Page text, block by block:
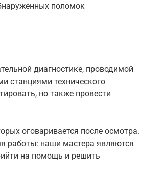
поломок
диагностике, проводимой
станциями технического
но также провести
оговаривается после осмотра.
работы: наши мастера являются
на помощь и решить